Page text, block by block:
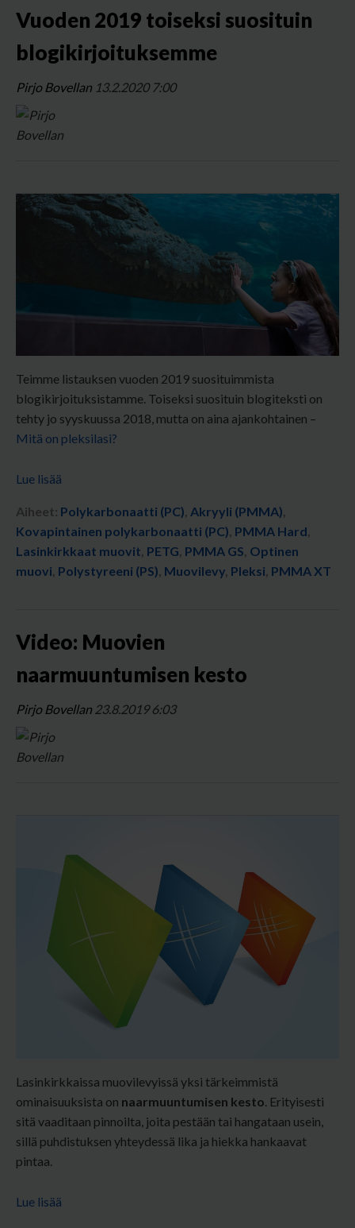
Vuoden 2019 toiseksi suosituin
blogikirjoituksemme
Pirjo Bovellan 13.2.2020 7:00
Teimme listauksen vuoden 2019 suosituimmista
blogikirjoituksistamme. Toiseksi suosituin blogiteksti on
tehty jo syyskuussa 2018, mutta on aina ajankohtainen –
Mitä on pleksilasi?
Lue lisää
Aiheet: Polykarbonaatti (PC), Akryyli (PMMA),
Kovapintainen polykarbonaatti (PC), PMMA Hard,
Lasinkirkkaat muovit, PETG, PMMA GS, Optinen
muovi, Polystyreeni (PS), Muovilevy, Pleksi, PMMA XT
Video: Muovien
naarmuuntumisen kesto
Pirjo Bovellan 23.8.2019 6:03
Lasinkirkkaissa muovilevyissä yksi tärkeimmistä
ominaisuuksista on naarmuuntumisen kesto. Erityisesti
sitä vaaditaan pinnoilta, joita pestään tai hangataan usein,
sillä puhdistuksen yhteydessä lika ja hiekka hankaavat
pintaa.
Lue lisää